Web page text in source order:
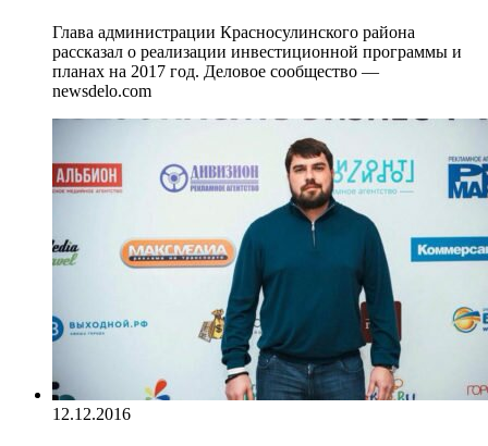
Глава администрации Красносулинского района
рассказал о реализации инвестиционной программы и
планах на 2017 год. Деловое сообщество —
newsdelo.com
12.12.2016